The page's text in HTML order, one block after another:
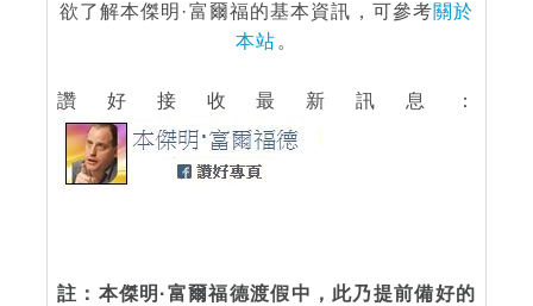
欲了解本傑明·富爾福的基本資訊，可參考關於
本站 。
讚好接收最新訊息：
註：本傑明·富爾福德渡假中，此乃提前備好的